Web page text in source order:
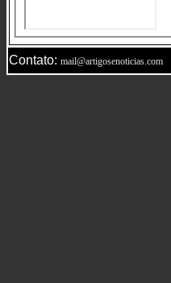
Contato: mail@artigosenoticias.com